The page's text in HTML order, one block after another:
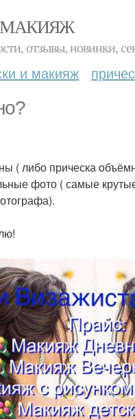
МАКИЯЖ
отзывы, новинки,
и макияж
( либо прическа
фото ( самые